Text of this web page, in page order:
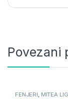
Povezani
FENJERI MITEA